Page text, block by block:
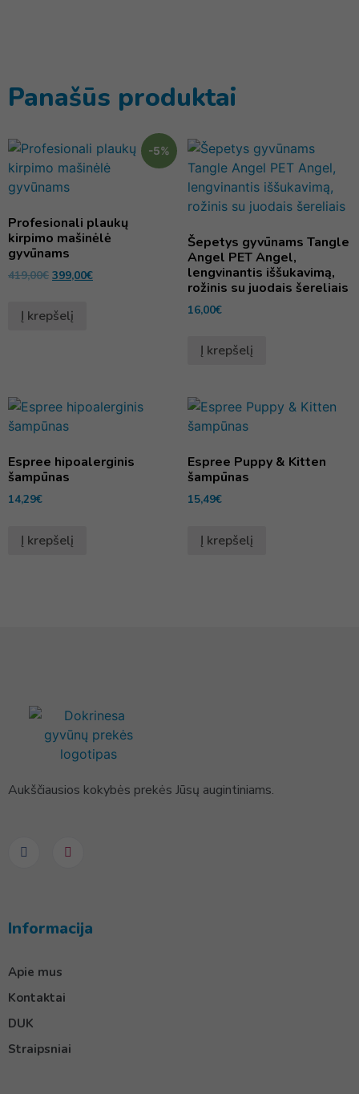
Panašūs produktai
-5%
Profesionali plaukų
kirpimo mašinėlė
gyvūnams
419,00€ 399,00€
Į krepšelį
Šepetys gyvūnams Tangle
Angel PET Angel,
lengvinantis iššukavimą,
rožinis su juodais šereliais
16,00€
Į krepšelį
Espree hipoalerginis
šampūnas
14,29€
Į krepšelį
Espree Puppy & Kitten
šampūnas
15,49€
Į krepšelį
Aukščiausios kokybės prekės Jūsų augintiniams.
Informacija
Apie mus
Kontaktai
DUK
Straipsniai